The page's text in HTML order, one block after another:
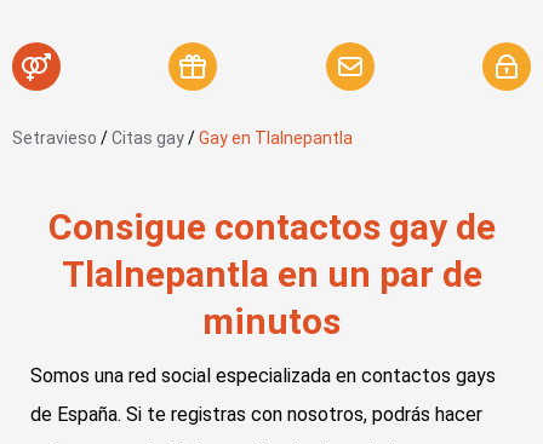
Setravieso /Citas gay/Gay en Tlalnepantla
Consigue contactos gay de
Tlalnepantla en un par de
minutos
Somos una red social especializada en contactos gays
de España. Si te registras con nosotros, podrás hacer